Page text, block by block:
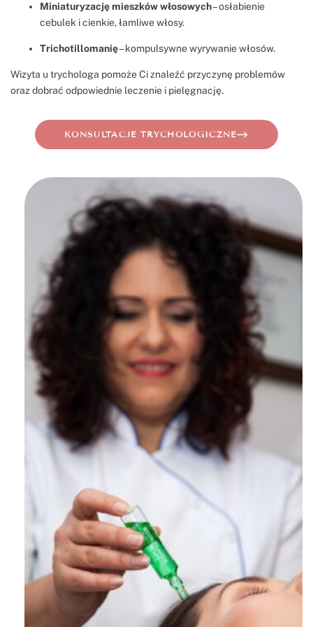
Miniaturyzację mieszków włosowych– osłabienie
cebulek i cienkie, łamliwe włosy.
Trichotillomanię– kompulsywne wyrywanie włosów.
Wizyta u trychologa pomoże Ci znaleźć przyczynę problemów
oraz dobrać odpowiednie leczenie i pielęgnację.
KONSULTACJE TRYCHOLOGICZNE